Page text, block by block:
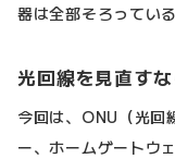
器は全部そろってい
光回線を見直す
今回は、ONU（光回
ー、ホームゲートウ